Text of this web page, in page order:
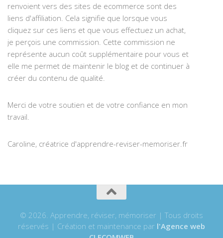
renvoient vers des sites de ecommerce sont des
liens d'affiliation. Cela signifie que lorsque vous
cliquez sur ces liens et que vous effectuez un achat,
je perçois une commission. Cette commission ne
représente aucun coût supplémentaire pour vous et
elle me permet de maintenir le blog et de continuer à
créer du contenu de qualité.
Merci de votre soutien et de votre confiance en mon
travail.
Caroline, créatrice d'apprendre-reviser-memoriser.fr
© 2026. Apprendre, réviser, mémoriser | Tous droits
réservés | Création et maintenance par l'Agence web